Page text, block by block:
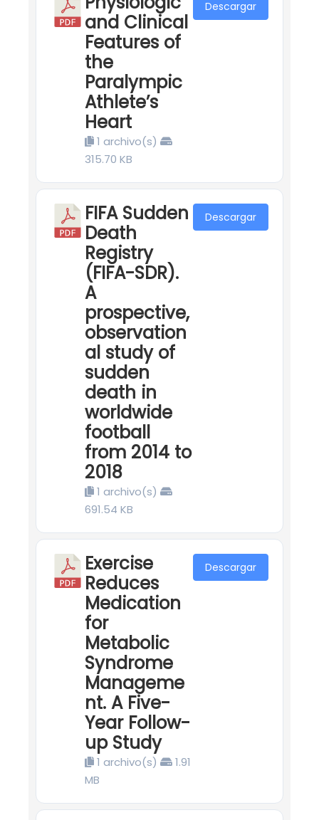
and Clinical
Features of
the
Paralympic
Athlete’s
Heart
1 archivo(s)
315.70 KB
Descargar
FIFA Sudden
Death
Registry
(FIFA-SDR).
A
prospective,
observation
al study of
sudden
death in
worldwide
football
from 2014 to
2018
1 archivo(s)
691.54 KB
Descargar
Exercise
Reduces
Medication
for
Metabolic
Syndrome
Manageme
nt. A Five-
Year Follow-
up Study
1 archivo(s)
1.91
MB
Descargar